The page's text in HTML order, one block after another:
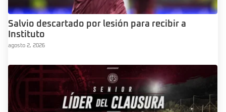
Salvio descartado por lesión para recibir a
Instituto
agosto 2, 2026